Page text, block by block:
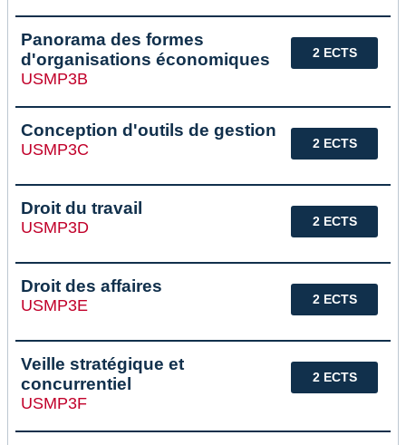
2 ECTS
Panorama des formes
d'organisations économiques
USMP3B
2 ECTS
Conception d'outils de gestion
USMP3C
2 ECTS
Droit du travail
USMP3D
2 ECTS
Droit des affaires
USMP3E
2 ECTS
Veille stratégique et
concurrentiel
USMP3F